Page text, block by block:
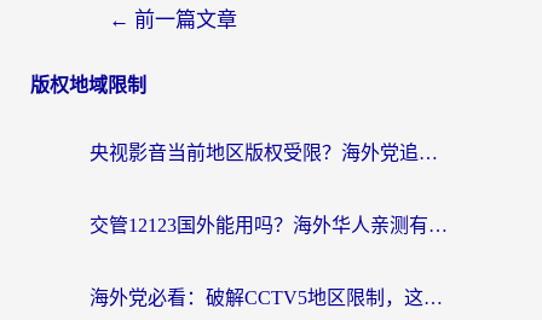
← 前一篇文章
版权地域限制
央视影音当前地区版权受限？海外党追剧看片的终极解决方案来了
交管12123国外能用吗？海外华人亲测有效的回国加速器选择指南
海外党必看：破解CCTV5地区限制，这样看欧洲杯奥运直播才够爽！